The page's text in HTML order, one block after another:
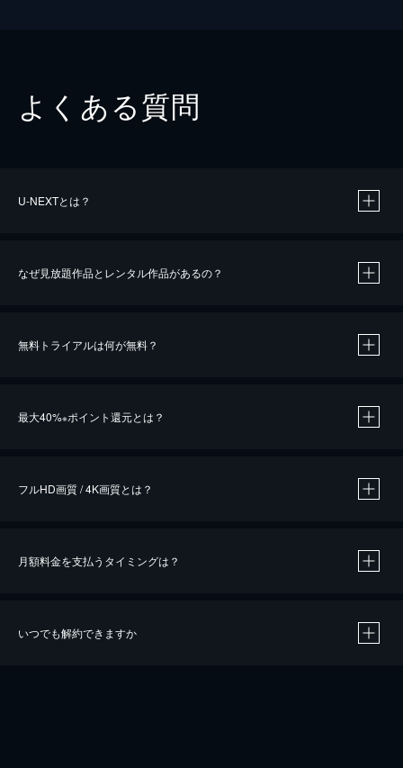
よくある質問
U-NEXTとは？
なぜ見放題作品とレンタル作品があるの？
無料トライアルは何が無料？
最大40%※ポイント還元とは？
※40％ポイント還元の対象は、クレジットカード決済による作品の購入 / レンタルです。
フルHD画質 / 4K画質とは？
月額料金を支払うタイミングは？
いつでも解約できますか